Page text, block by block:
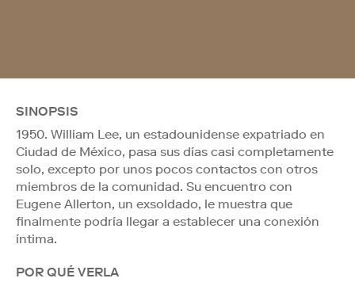
SINOPSIS
1950. William Lee, un estadounidense expatriado en
Ciudad de México, pasa sus días casi completamente
solo, excepto por unos pocos contactos con otros
miembros de la comunidad. Su encuentro con
Eugene Allerton, un exsoldado, le muestra que
finalmente podría llegar a establecer una conexión
íntima.
POR QUÉ VERLA